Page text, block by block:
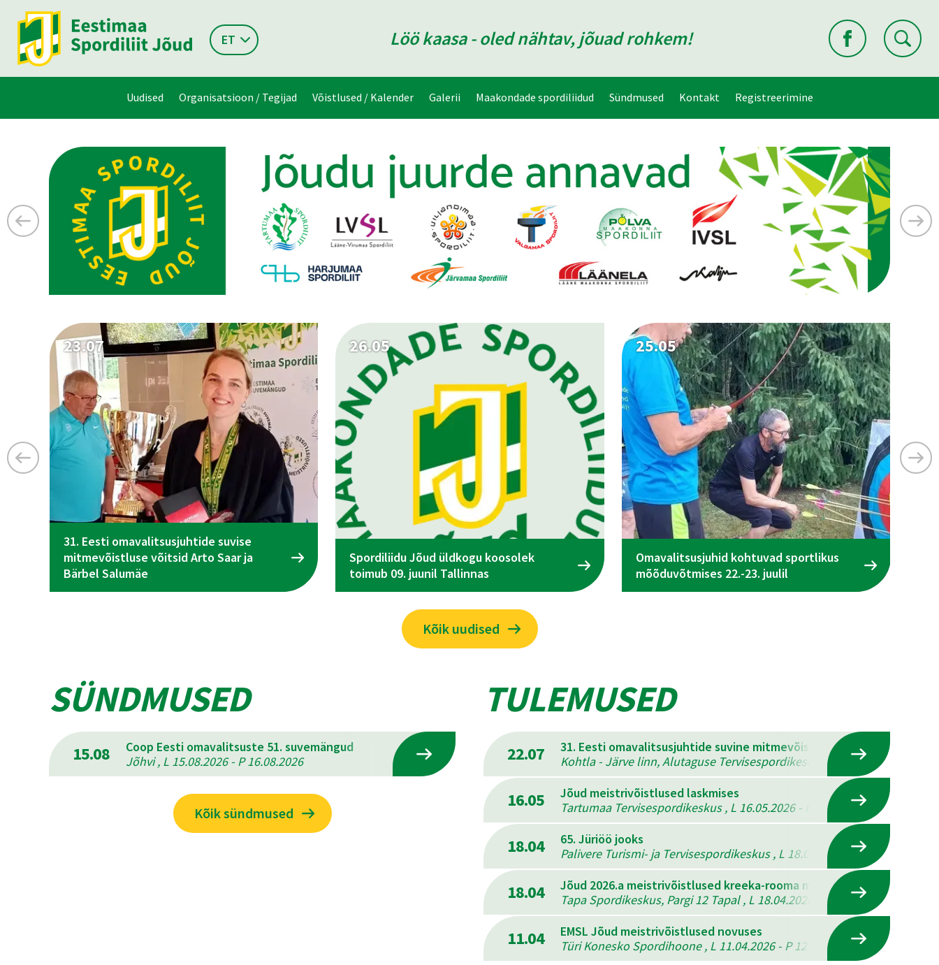
ET Löö kaasa - oled nähtav, jõuad rohkem!
Uudised Organisatsioon / Tegijad Võistlused / Kalender Galerii Maakondade spordiliidud Sündmused Kontakt Registreerimine
23.07
31. Eesti omavalitsusjuhtide suvise
mitmevõistluse võitsid Arto Saar ja
Bärbel Salumäe
26.05
Spordiliidu Jõud üldkogu koosolek
toimub 09. juunil Tallinnas
25.05
Omavalitsusjuhid kohtuvad sportlikus
mõõduvõtmises 22.-23. juulil
Kõik uudised
SÜNDMUSED
15.08
Coop Eesti omavalitsuste 51. suvemängud
Jõhvi , L 15.08.2026 - P 16.08.2026
Kõik sündmused
TULEMUSED
22.07
31. Eesti omavalitsusjuhtide suvine mitmevõistlus
Kohtla - Järve linn, Alutaguse Tervisespordikeskus , K 22.07.2026 - N
16.05
Jõud meistrivõistlused laskmises
Tartumaa Tervisespordikeskus , L 16.05.2026 - P 17.05.2026
18.04
65. Jüriöö jooks
Palivere Turismi- ja Tervisespordikeskus , L 18.04.2026 - P 19.04.2026
18.04
Jõud 2026.a meistrivõistlused kreeka-rooma maadluses,
Tapa Spordikeskus, Pargi 12 Tapal , L 18.04.2026
11.04
EMSL Jõud meistrivõistlused novuses
Türi Konesko Spordihoone , L 11.04.2026 - P 12.04.2026